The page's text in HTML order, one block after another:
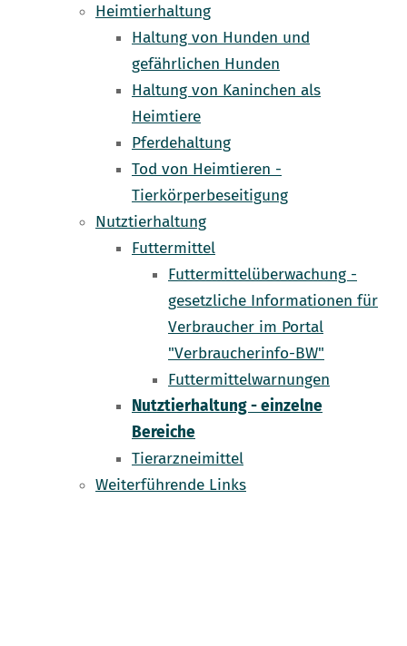
Heimtierhaltung
Haltung von Hunden und
gefährlichen Hunden
Haltung von Kaninchen als
Heimtiere
Pferdehaltung
Tod von Heimtieren -
Tierkörperbeseitigung
Nutztierhaltung
Futtermittel
Futtermittelüberwachung -
gesetzliche Informationen für
Verbraucher im Portal
"Verbraucherinfo-BW"
Futtermittelwarnungen
Nutztierhaltung - einzelne
Bereiche
Tierarzneimittel
Weiterführende Links